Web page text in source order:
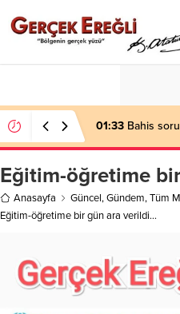
01:33 Bahis
Eğitim-öğretime
Anasayfa Güncel,Gündem,Tüm
Eğitim-öğretime bir gün ara verildi…